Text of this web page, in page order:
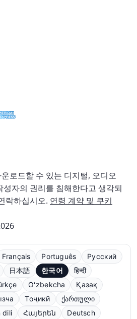
로드할 수 있는 디지털, 오디오
자의 권리를 침해한다고 생각되
락하십시오. 연령 계약 및 쿠키
Français Português
Русский
日本語 한국어
हिन्दी
Oʻzbekcha
Қазақ
Тоҷикӣ
ქართული
dili Հայերեն Deutsch